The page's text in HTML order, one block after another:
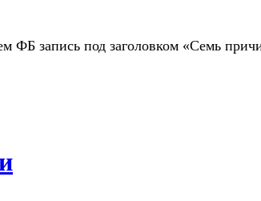
ФБ запись под заголовком «Семь